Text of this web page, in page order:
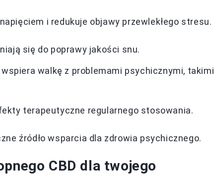
i redukuje objawy przewlekłego stresu.
się do poprawy jakości snu.
walkę z problemami psychicznymi, takimi
terapeutyczne regularnego stosowania.
źródło wsparcia dla zdrowia psychicznego.
CBD dla twojego